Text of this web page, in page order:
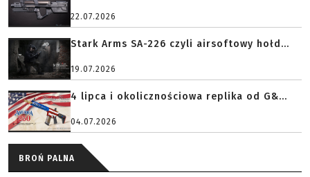
22.07.2026
Stark Arms SA-226 czyli airsoftowy hołd...
19.07.2026
4 lipca i okolicznościowa replika od G&...
04.07.2026
BROŃ PALNA